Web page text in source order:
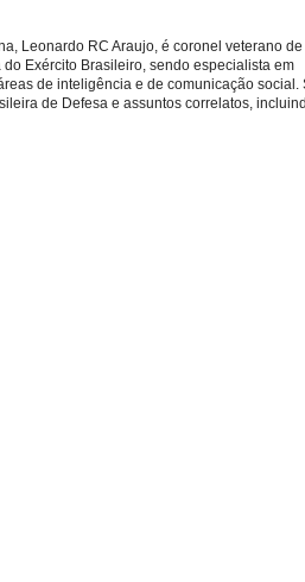
Leonardo RC Araujo, é coronel veterano de
Exército Brasileiro, sendo especialista em
de inteligência e de comunicação social.
de Defesa e assuntos correlatos,